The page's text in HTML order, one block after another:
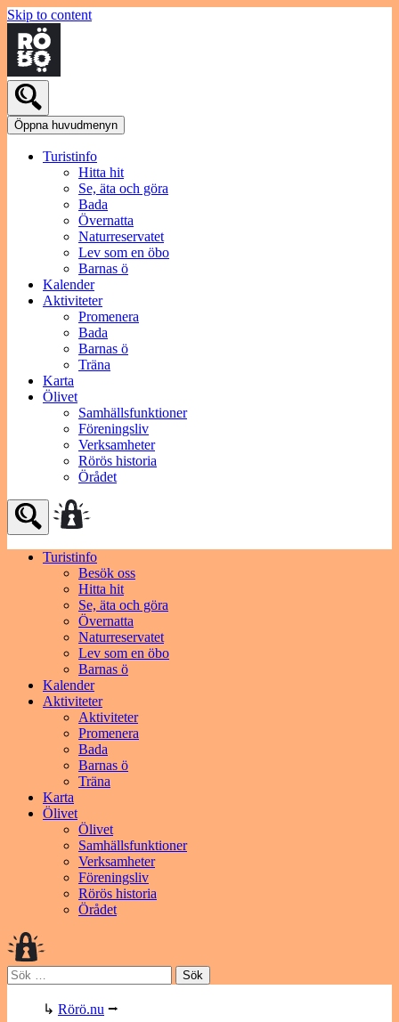
Skip to content
Öppna huvudmenyn
Turistinfo
Hitta hit
Se, äta och göra
Bada
Övernatta
Naturreservatet
Lev som en öbo
Barnas ö
Kalender
Aktiviteter
Promenera
Bada
Barnas ö
Träna
Karta
Ölivet
Samhällsfunktioner
Föreningsliv
Verksamheter
Rörös historia
Örådet
Turistinfo
Besök oss
Hitta hit
Se, äta och göra
Övernatta
Naturreservatet
Lev som en öbo
Barnas ö
Kalender
Aktiviteter
Aktiviteter
Promenera
Bada
Barnas ö
Träna
Karta
Ölivet
Ölivet
Samhällsfunktioner
Verksamheter
Föreningsliv
Rörös historia
Örådet
Sök
efter:
↳ Rörö.nu ⭢